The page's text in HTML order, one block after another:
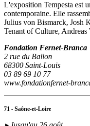
L'exposition Tempesta est
contemporaine. Elle
Julius von Bismarck, Josh
Tenant of Culture,
Fondation Fernet-Branca
2 rue du Ballon
68300 Saint-Louis
03 89 69 10 77
www.fondationfernet-
71 - Saône-et-Loire